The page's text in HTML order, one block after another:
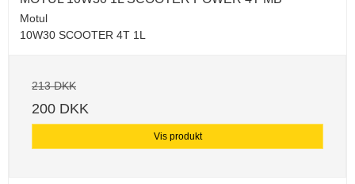
Motul
10W30 SCOOTER 4T 1L
213 DKK
200 DKK
Vis produkt